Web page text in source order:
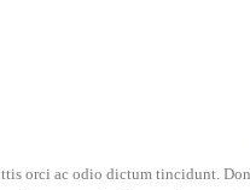
orci ac odio dictum tincidunt.